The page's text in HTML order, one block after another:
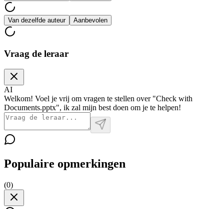
Van dezelfde auteur Aanbevolen
Vraag de leraar
AI
Welkom! Voel je vrij om vragen te stellen over "Check with
Documents.pptx", ik zal mijn best doen om je te helpen!
Populaire opmerkingen
(0)